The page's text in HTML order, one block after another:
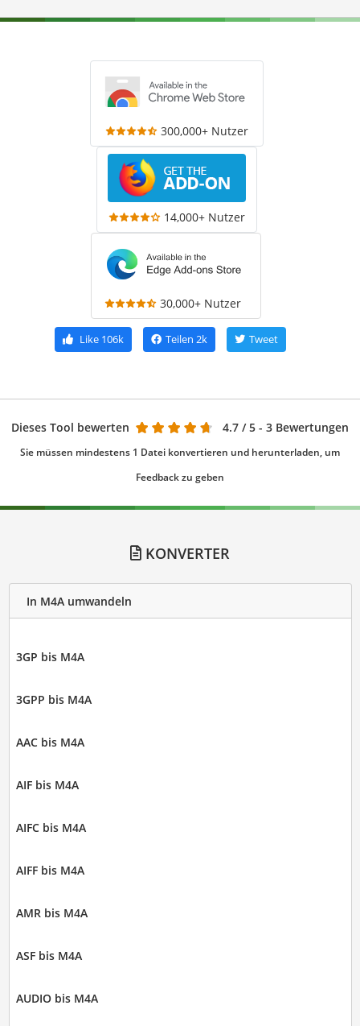
300,000+ Nutzer
14,000+ Nutzer
30,000+ Nutzer
Like 106k Teilen 2k Tweet
Dieses Tool bewerten 4.7 / 5 - 3 Bewertungen
Sie müssen mindestens 1 Datei konvertieren und herunterladen, um
Feedback zu geben
KONVERTER
In M4A umwandeln
3GP bis M4A
3GPP bis M4A
AAC bis M4A
AIF bis M4A
AIFC bis M4A
AIFF bis M4A
AMR bis M4A
ASF bis M4A
AUDIO bis M4A